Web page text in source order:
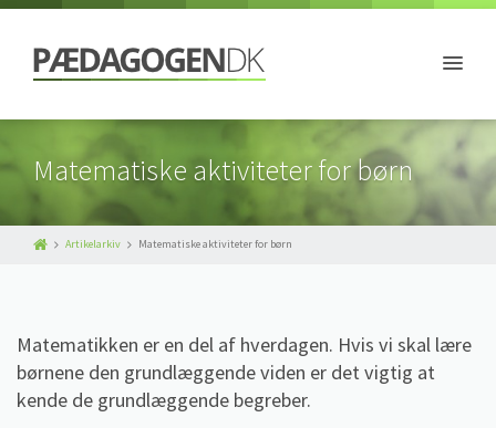
Matematiske aktiviteter for børn
Artikelarkiv Matematiske aktiviteter for børn
Matematikken er en del af hverdagen. Hvis vi skal lære
børnene den grundlæggende viden er det vigtig at
kende de grundlæggende begreber.